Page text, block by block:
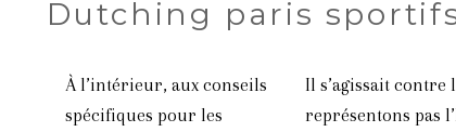
Dutching paris
À l’intérieur, aux conseils
spécifiques pour les
Il s’agissait contre
représentons pas